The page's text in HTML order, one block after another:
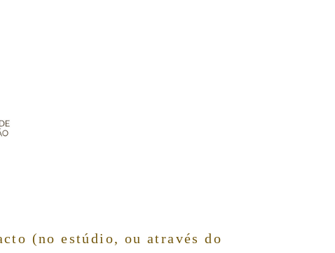
(no estúdio, ou através do